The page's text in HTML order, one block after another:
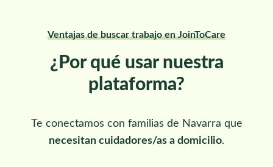
Ventajas de buscar trabajo en JoinToCare
¿Por qué usar nuestra
plataforma?
Te conectamos con familias de Navarra que
necesitan cuidadores/as a domicilio.